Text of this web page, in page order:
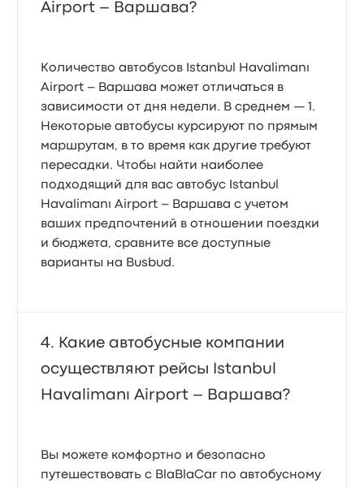
Airport – Варшава?
Количество автобусов Istanbul Havalimanı
Airport – Варшава может отличаться в
зависимости от дня недели. В среднем — 1.
Некоторые автобусы курсируют по прямым
маршрутам, в то время как другие требуют
пересадки. Чтобы найти наиболее
подходящий для вас автобус Istanbul
Havalimanı Airport – Варшава с учетом
ваших предпочтений в отношении поездки
и бюджета, сравните все доступные
варианты на Busbud.
Какие автобусные компании
осуществляют рейсы Istanbul
Havalimanı Airport – Варшава?
Вы можете комфортно и безопасно
путешествовать с BlaBlaCar по автобусному